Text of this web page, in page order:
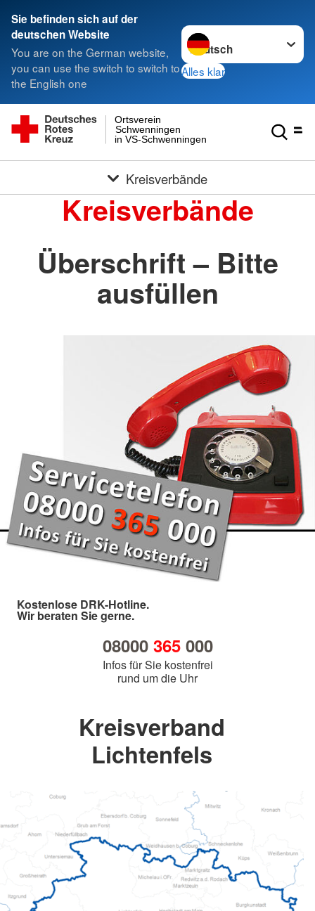
Sie befinden sich auf der
deutschen Website
You are on the German website,
you can use the switch to switch to
the English one
Sprache wechseln zu
Alles klar
in VS-Schwenningen
Schwenningen
Ortsverein
Kreisverbände
Kreisverbände
Überschrift – Bitte
ausfüllen
Kostenlose DRK-Hotline.
Wir beraten Sie gerne.
08000 365000
Infos für Sie kostenfrei
rund um die Uhr
Kreisverband
Lichtenfels